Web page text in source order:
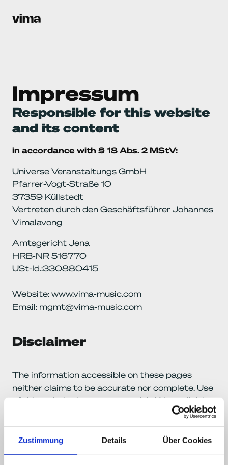
Zustimmung Details Über Cookies
vima
Impressum
Responsible for this website
and its content
in accordance with § 18 Abs. 2 MStV:
Universe Veranstaltungs GmbH
Pfarrer-Vogt-Straße 10
37359 Küllstedt
Vertreten durch den Geschäftsführer Johannes
Vimalavong
Amtsgericht Jena
HRB-NR 516770
USt-Id.:330880415
Website: www.vima-music.com
Email: mgmt@vima-music.com
Disclaimer
The information accessible on these pages
neither claims to be accurate nor complete. Use
of this website is at your own risk. We explicitly
point out that we are not responsible for third-
party offers on the World Wide Web (so-called
“deep links”). As far as links refer to third-party